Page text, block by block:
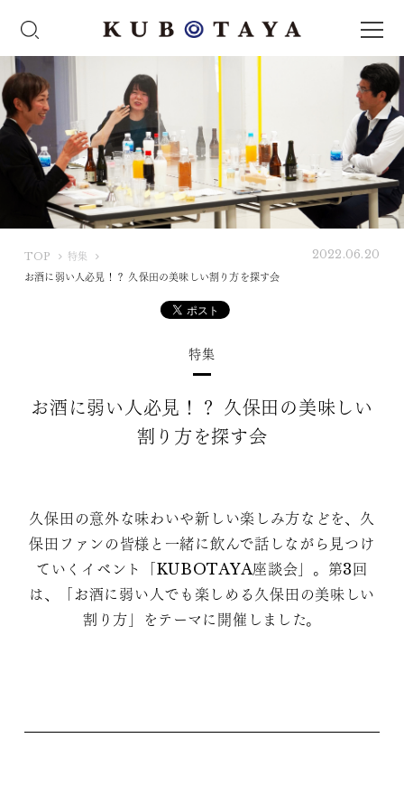
TOP
U
特集
お酒に弱い人必見！？ 久保田の美味しい割り方を探す会
2022.06.20
特集
お酒に弱い人必見！？ 久保田の美味しい
割り方を探す会
久保田の意外な味わいや新しい楽しみ方などを、久
保田ファンの皆様と一緒に飲んで話しながら見つけ
ていくイベント「KUBOTAYA座談会」。第3回
は、「お酒に弱い人でも楽しめる久保田の美味しい
割り方」をテーマに開催しました。